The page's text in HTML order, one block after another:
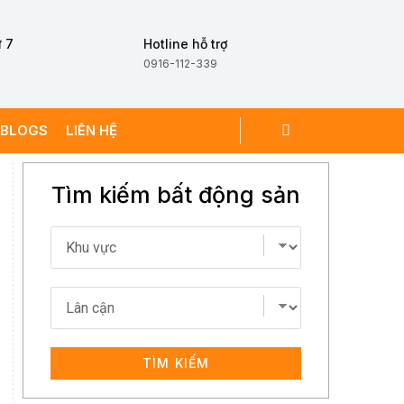
7 Hotline hỗ trợ
0916-112-339
BLOGS LIÊN HỆ
Tìm kiếm bất động sản
TÌM KIẾM